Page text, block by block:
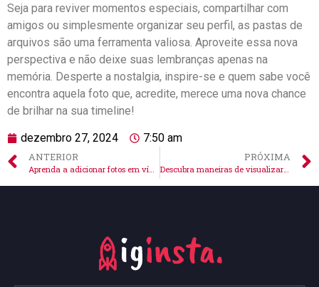
Seja para reviver momentos especiais, ⁤compartilhar com
amigos ou simplesmente organizar⁢ seu perfil, as pastas de
arquivos são‌ uma ferramenta valiosa. Aproveite ⁢essa nova⁤
perspectiva ‍e ⁤não‌ deixe suas lembranças apenas na
⁣memória. Desperte a nostalgia, inspire-se e quem sabe ​você
encontra‌ aquela foto ‍que, acredite, merece uma nova⁢ chance
de‍ brilhar na sua⁣ timeline!
dezembro 27, 2024 7:50 am
ANTERIOR PRÓXIMA
Descubra maneiras de visualizar fotos de perfil bloqueado no Instagram